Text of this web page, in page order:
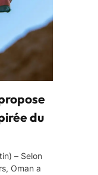
du
– Selon
Oman a